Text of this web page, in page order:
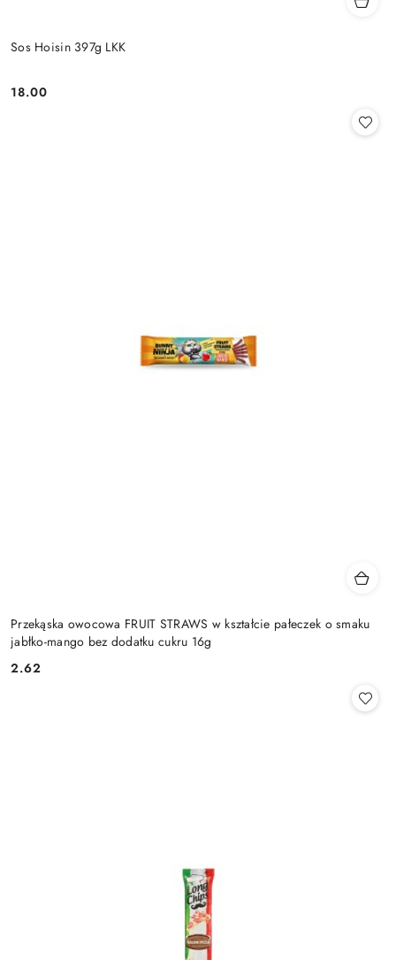
Sos Hoisin 397g LKK
Cena:
18.00
Przekąska owocowa FRUIT STRAWS w kształcie pałeczek o smaku
jabłko-mango bez dodatku cukru 16g
Cena:
2.62